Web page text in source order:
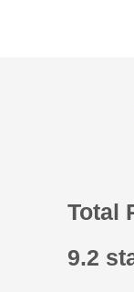
Total
9.2